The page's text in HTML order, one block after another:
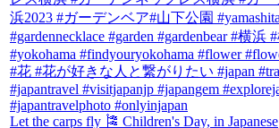
Let the carps fly 🎏 Children's Day, in Japanese